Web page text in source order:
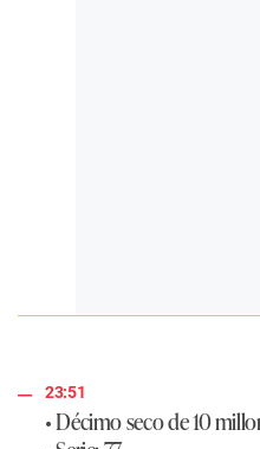
23:51
• Décimo seco de 10